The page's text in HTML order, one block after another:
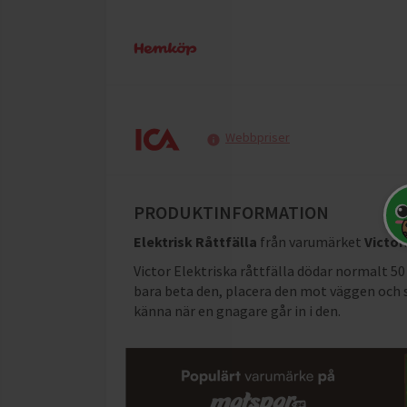
Webbpriser
PRODUKTINFORMATION
Elektrisk Råttfälla från varumärket Victor.
Victor Elektriska råttfälla dödar normalt
bara beta den, placera den mot väggen
känna när en gnagare går in i den.